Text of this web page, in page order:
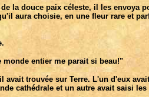
la douce paix céleste, il les envoya
aura choisie, en une fleur rare et
entier me parait si beau!"
trouvée sur Terre. L'un d'eux
cathédrale et un autre avait saisi les